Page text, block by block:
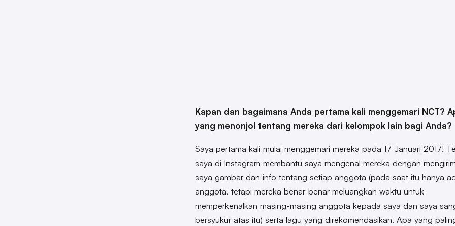
Kapan dan bagaimana Anda pertama kali menggemari NCT?
yang menonjol tentang mereka dari kelompok lain bagi Anda?
Saya pertama kali mulai menggemari mereka pada 17 Januari 2017!
saya di Instagram membantu saya mengenal mereka dengan
saya gambar dan info tentang setiap anggota (pada saat itu hanya
anggota, tetapi mereka benar-benar meluangkan waktu untuk
memperkenalkan masing-masing anggota kepada saya dan saya
bersyukur atas itu) serta lagu yang direkomendasikan. Apa yang